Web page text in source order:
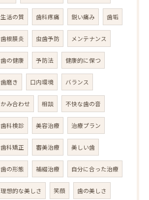
生活の質 歯科疼痛 鋭い痛み 歯垢
歯根膜炎 虫歯予防 メンテナンス
歯の健康 予防法 健康的に保つ
歯磨き 口内環境 バランス
かみ合わせ 相談 不快な歯の音
歯科検診 美容治療 治療プラン
歯科矯正 審美治療 美しい歯
歯の形態 補綴治療 自分に合った治療
理想的な美しさ 笑顔 歯の美しさ